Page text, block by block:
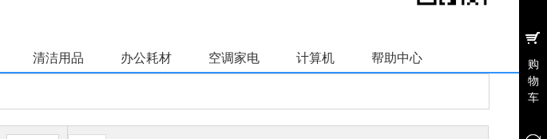
清洁用品 办公耗材 空调家电 计算机 帮助中心
购
物
车